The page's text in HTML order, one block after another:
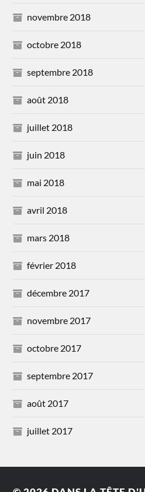
novembre 2018
octobre 2018
septembre 2018
août 2018
juillet 2018
juin 2018
mai 2018
avril 2018
mars 2018
février 2018
décembre 2017
novembre 2017
octobre 2017
septembre 2017
août 2017
juillet 2017